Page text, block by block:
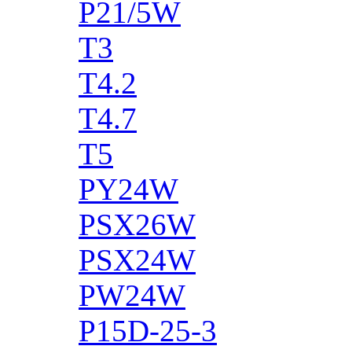
P21/5W
T3
T4.2
T4.7
T5
PY24W
PSX26W
PSX24W
PW24W
P15D-25-3